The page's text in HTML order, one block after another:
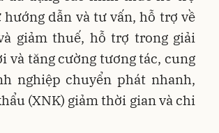
dẫn và tư vấn, hỗ trợ về
giảm thuế, hỗ trợ trong giải
tăng cường tương tác, cung
nghiệp chuyển phát nhanh,
(XNK) giảm thời gian và chi